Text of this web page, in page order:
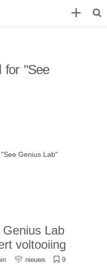
for "See
Genius Lab"
Genius Lab
voltooiing
nieuws
9